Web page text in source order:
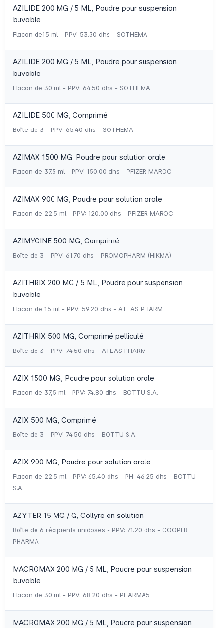
AZILIDE 200 MG / 5 ML, Poudre pour suspension
buvable
Flacon de15 ml - PPV: 53.30 dhs - SOTHEMA
AZILIDE 200 MG / 5 ML, Poudre pour suspension
buvable
Flacon de 30 ml - PPV: 64.50 dhs - SOTHEMA
AZILIDE 500 MG, Comprimé
Boîte de 3 - PPV: 65.40 dhs - SOTHEMA
AZIMAX 1500 MG, Poudre pour solution orale
Flacon de 37.5 ml - PPV: 150.00 dhs - PFIZER MAROC
AZIMAX 900 MG, Poudre pour solution orale
Flacon de 22.5 ml - PPV: 120.00 dhs - PFIZER MAROC
AZIMYCINE 500 MG, Comprimé
Boîte de 3 - PPV: 61.70 dhs - PROMOPHARM (HIKMA)
AZITHRIX 200 MG / 5 ML, Poudre pour suspension
buvable
Flacon de 15 ml - PPV: 59.20 dhs - ATLAS PHARM
AZITHRIX 500 MG, Comprimé pelliculé
Boîte de 3 - PPV: 74.50 dhs - ATLAS PHARM
AZIX 1500 MG, Poudre pour solution orale
Flacon de 37,5 ml - PPV: 74.80 dhs - BOTTU S.A.
AZIX 500 MG, Comprimé
Boîte de 3 - PPV: 74.50 dhs - BOTTU S.A.
AZIX 900 MG, Poudre pour solution orale
Flacon de 22.5 ml - PPV: 65.40 dhs - PH: 46.25 dhs - BOTTU
S.A.
AZYTER 15 MG / G, Collyre en solution
Boîte de 6 récipients unidoses - PPV: 71.20 dhs - COOPER
PHARMA
MACROMAX 200 MG / 5 ML, Poudre pour suspension
buvable
Flacon de 30 ml - PPV: 68.20 dhs - PHARMA5
MACROMAX 200 MG / 5 ML, Poudre pour suspension